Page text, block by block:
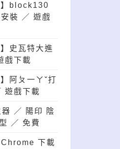
】block130
裝 ／ 遊戲
史瓦特大進
戲下載
阿ㄆ一ㄚˇ打
遊戲下載
器 ／ 陽印 陰
／ 免費
下載